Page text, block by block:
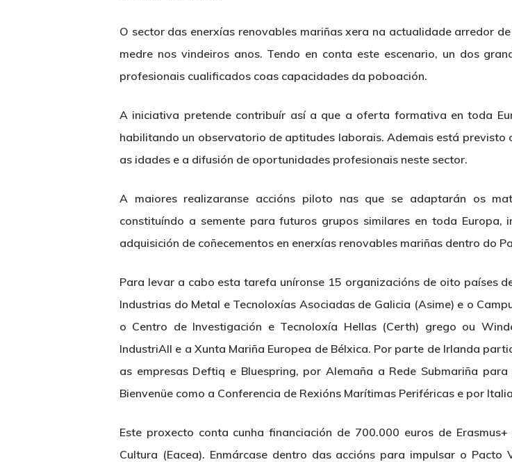
O sector das enerxías renovables mariñas xera na actualidade arredor
medre nos vindeiros anos. Tendo en conta este escenario, un dos
profesionais cualificados coas capacidades da poboación.
A iniciativa pretende contribuír así a que a oferta formativa en toda
habilitando un observatorio de aptitudes laborais. Ademais está
as idades e a difusión de oportunidades profesionais neste sector.
A maiores realizaranse accións piloto nas que se adaptarán os
constituíndo a semente para futuros grupos similares en toda
adquisición de coñecementos en enerxías renovables mariñas dentro do
Para levar a cabo esta tarefa uníronse 15 organizacións de oito países
Industrias do Metal e Tecnoloxías Asociadas de Galicia (Asime) e o
o Centro de Investigación e Tecnoloxía Hellas (Certh) grego ou
IndustriAll e a Xunta Mariña Europea de Bélxica. Por parte de Irlanda
as empresas Deftiq e Bluespring, por Alemaña a Rede Submariña
Bienvenüe como a Conferencia de Rexións Marítimas Periféricas e por
Este proxecto conta cunha financiación de 700.000 euros de
Cultura (Eacea). Enmárcase dentro das accións para impulsar o